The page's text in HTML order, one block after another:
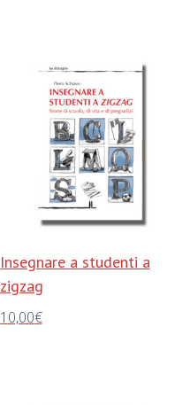
Insegnare a studenti a
zigzag
10,00€